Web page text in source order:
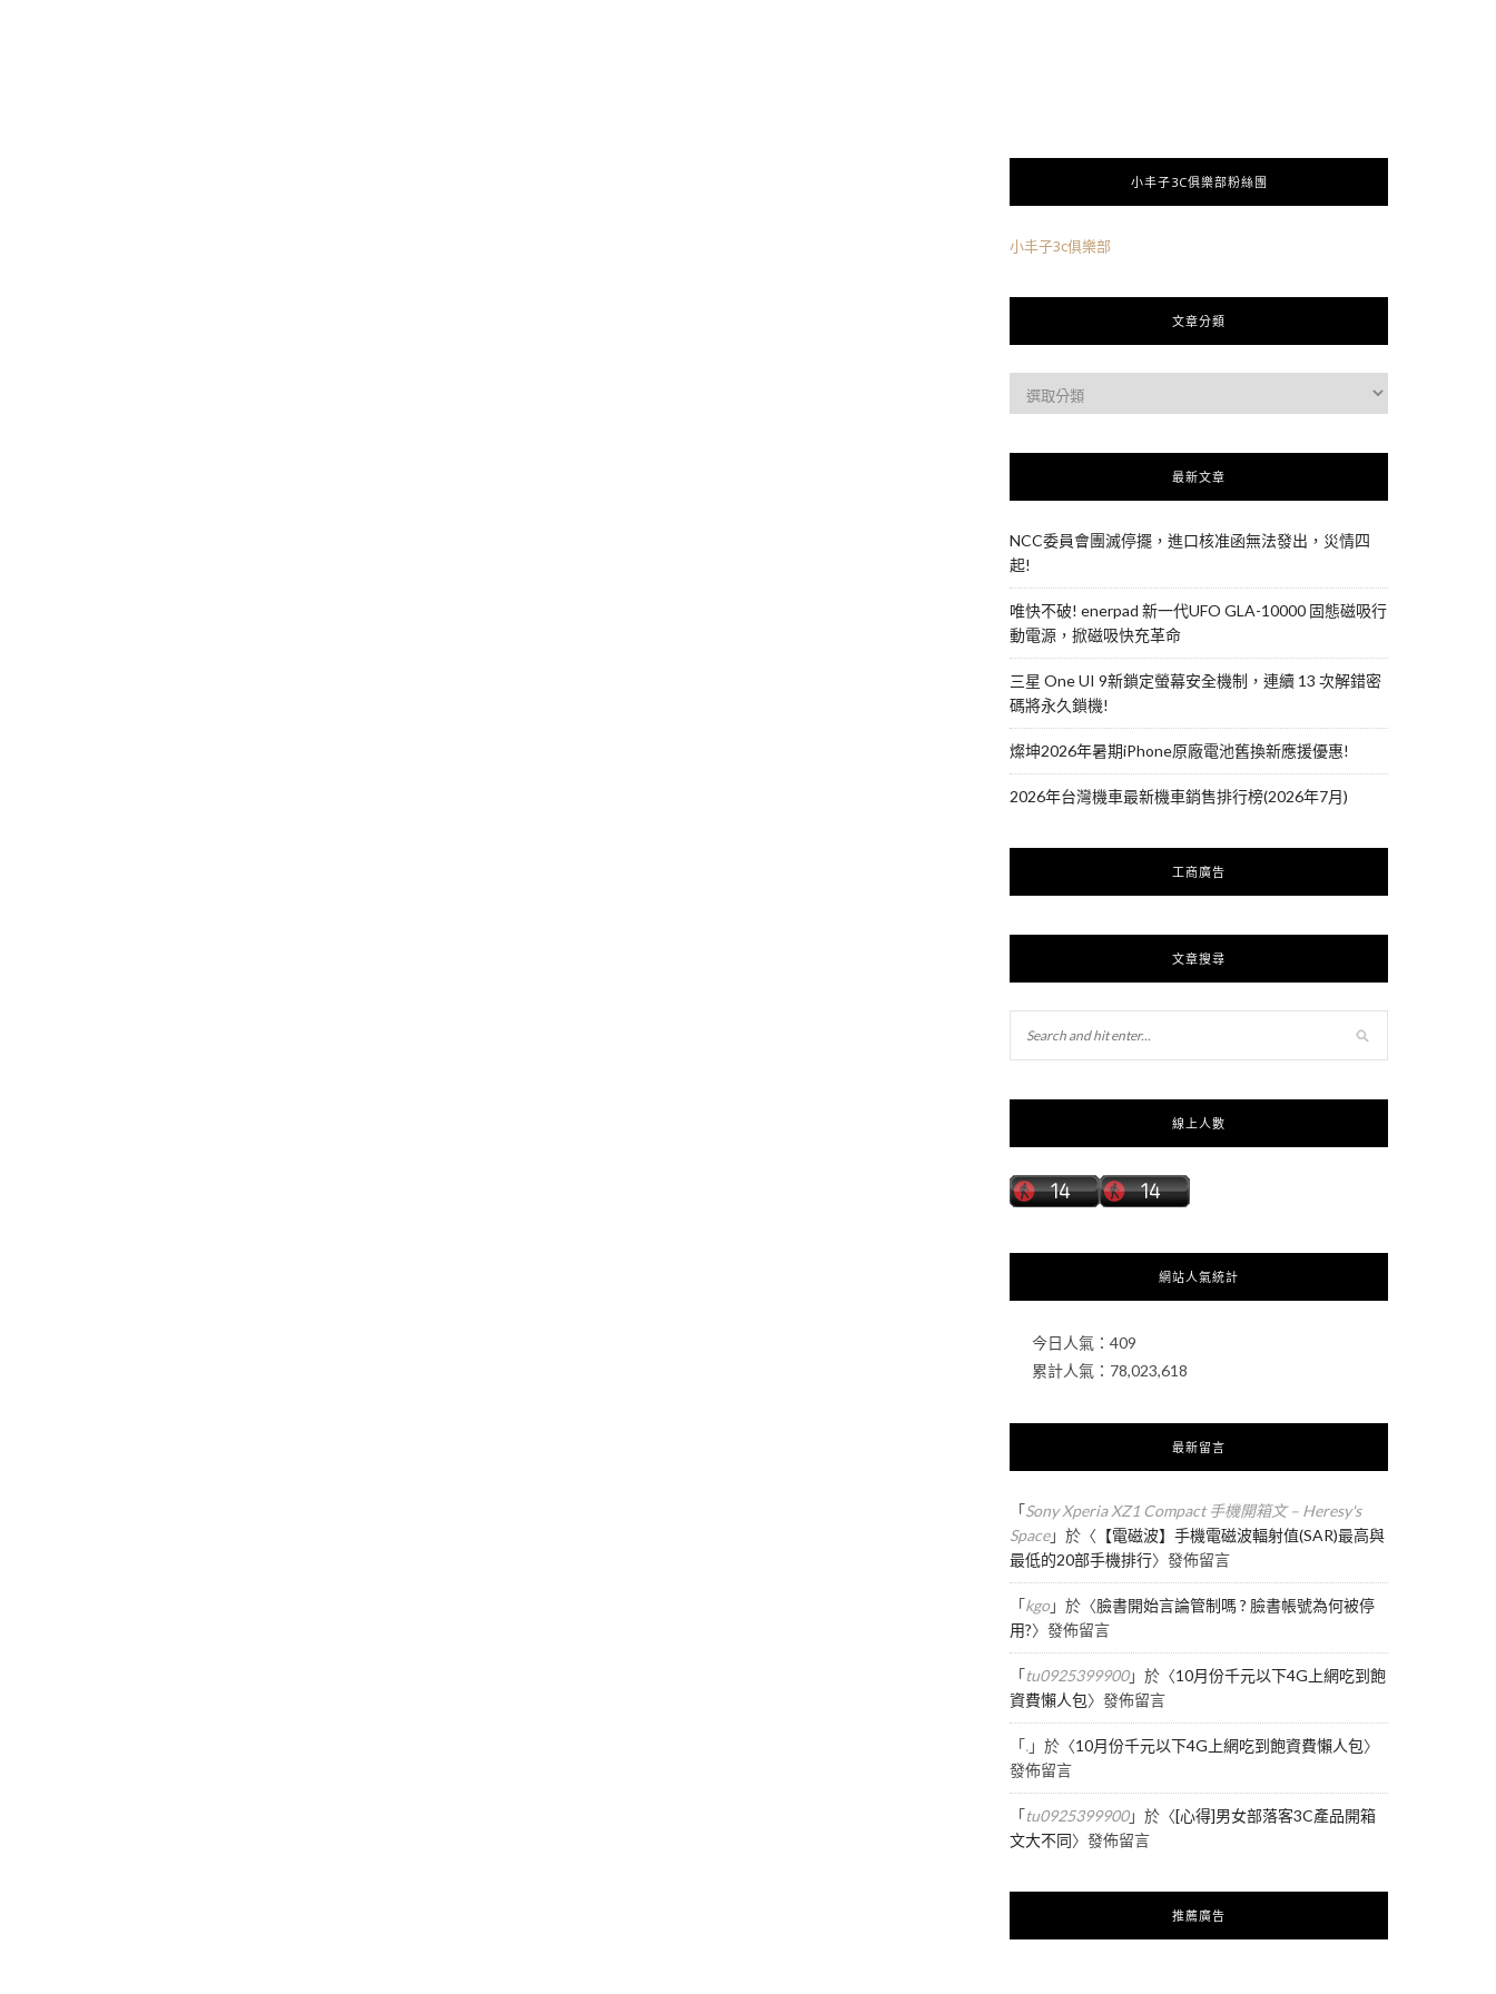
小丰子3C俱樂部粉絲團
小丰子3c俱樂部
文章分類
最新文章
NCC委員會團滅停擺，進口核准函無法發出，災情四
起!
唯快不破! enerpad 新一代UFO GLA-10000 固態磁吸行
動電源，掀磁吸快充革命
三星 One UI 9新鎖定螢幕安全機制，連續 13 次解錯密
碼將永久鎖機!
燦坤2026年暑期iPhone原廠電池舊換新應援優惠!
2026年台灣機車最新機車銷售排行榜(2026年7月)
工商廣告
文章搜尋
線上人數
網站人氣統計
今日人氣： 409
累計人氣： 78,023,618
最新留言
「Sony Xperia XZ1 Compact 手機開箱文 – Heresy's
Space」於〈 【電磁波】手機電磁波輻射值(SAR)最高與
最低的20部手機排行〉發佈留言
「kgo」於〈臉書開始言論管制嗎 ? 臉書帳號為何被停
用?〉發佈留言
「tu0925399900」於〈10月份千元以下4G上網吃到飽
資費懶人包〉發佈留言
「.」於〈10月份千元以下4G上網吃到飽資費懶人包〉
發佈留言
「tu0925399900」於〈[心得]男女部落客3C產品開箱
文大不同〉發佈留言
推薦廣告